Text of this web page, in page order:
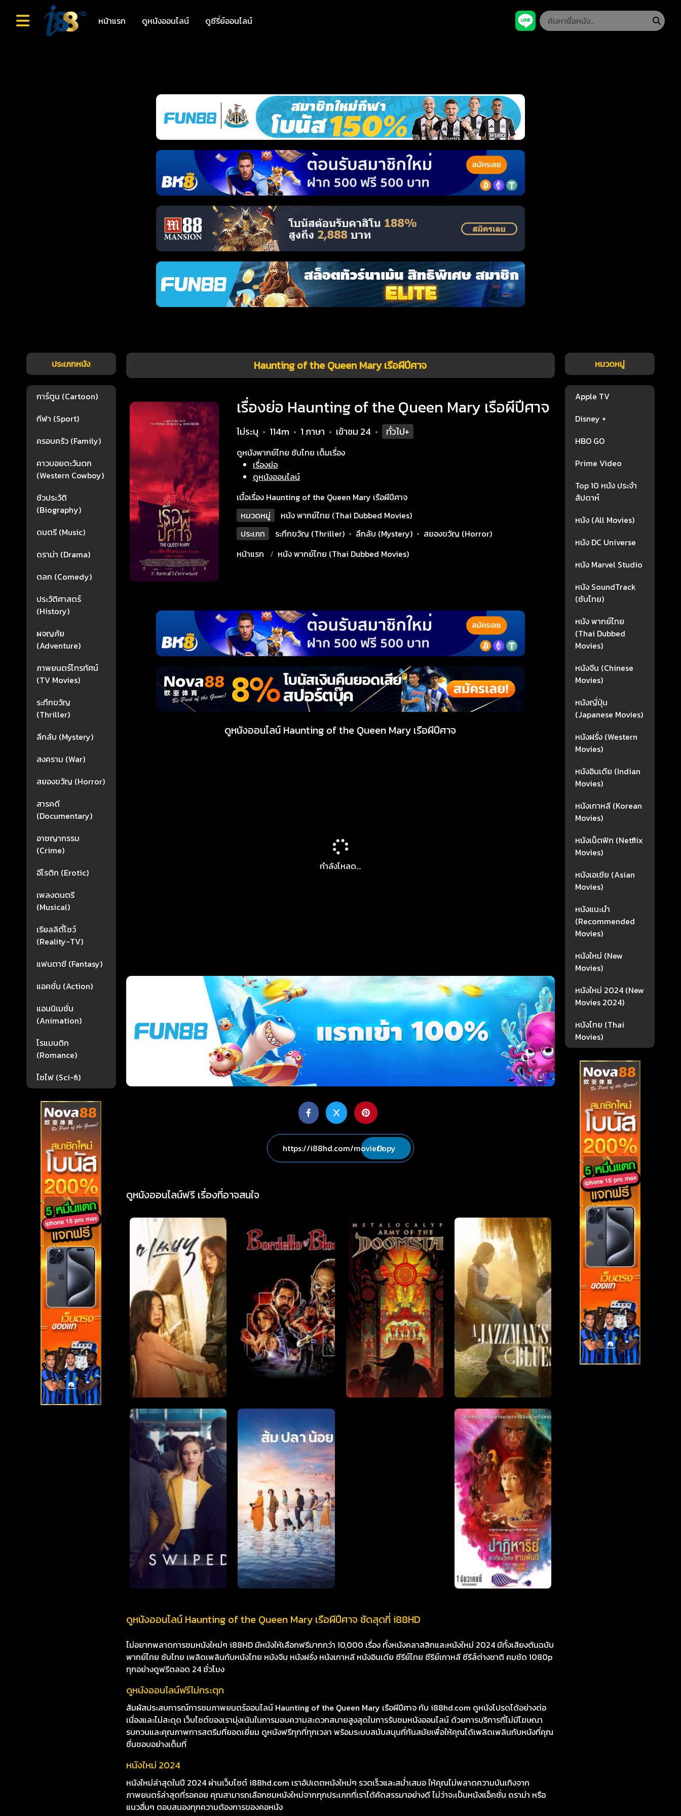
หน้าแรก ดูหนังออนไลน์ ดูซีรี่ย์ออนไลน์
ประเภทหนัง
การ์ตูน (Cartoon)
กีฬา (Sport)
ครอบครัว (Family)
คาวบอยตะวันตก
(Western Cowboy)
ชีวประวัติ
(Biography)
ดนตรี (Music)
ดราม่า (Drama)
ตลก (Comedy)
ประวัติศาสตร์
(History)
ผจญภัย
(Adventure)
ภาพยนตร์โทรทัศน์
(TV Movies)
ระทึกขวัญ
(Thriller)
ลึกลับ (Mystery)
สงคราม (War)
สยองขวัญ (Horror)
สารคดี
(Documentary)
อาชญากรรม
(Crime)
อีโรติก (Erotic)
เพลงดนตรี
(Musical)
เรียลลิตี้โชว์
(Reality-TV)
แฟนตาซี (Fantasy)
แอคชั่น (Action)
แอนนิเมชั่น
(Animation)
โรแมนติก
(Romance)
ไซไฟ (Sci-fi)
Haunting of the Queen Mary เรือผีปีศาจ
เรื่องย่อ Haunting of the Queen Mary เรือผีปีศาจ
ไม่ระบุ • 114m • 1 ภาษา • เข้าชม 24 • ทั่วไป+
ดูหนังพากย์ไทย ซับไทย เต็มเรื่อง
เรื่องย่อ
ดูหนังออนไลน์
เนื้อเรื่อง Haunting of the Queen Mary เรือผีปีศาจ
หมวดหมู่
หนัง พากย์ไทย (Thai Dubbed Movies)
ประเภท
ระทึกขวัญ (Thriller) • ลึกลับ (Mystery) • สยองขวัญ (Horror)
หน้าแรก
หนัง พากย์ไทย (Thai Dubbed Movies)
ดูหนังออนไลน์ Haunting of the Queen Mary เรือผีปีศาจ
กำลังโหลด...
Copy
ดูหนังออนไลน์ฟรี เรื่องที่อาจสนใจ
ดูหนังออนไลน์ Haunting of the Queen Mary เรือผีปีศาจ ชัดสุดที่ i88HD
ไม่อยากพลาดการชมหนังใหม่ๆ i88HD มีหนังให้เลือกฟรีมากกว่า 10,000 เรื่อง ทั้งหนังคลาสสิกและหนังใหม่ 2024 มีทั้งเสียงต้นฉบับ
พากย์ไทย ซับไทย เพลิดเพลินกับหนังไทย หนังจีน หนังฝรั่ง หนังเกาหลี หนังอินเดีย ซีรีย์ไทย ซีรีย์เกาหลี ซีรีส์ต่างชาติ คมชัด 1080p
ทุกอย่างดูฟรีตลอด 24 ชั่วโมง
ดูหนังออนไลน์ฟรีไม่กระตุก
สัมผัสประสบการณ์การชมภาพยนตร์ออนไลน์ Haunting of the Queen Mary เรือผีปีศาจ กับ i88hd.com ดูหนังโปรดได้อย่างต่อ
เนื่องและไม่สะดุด เว็บไซต์ของเรามุ่งเน้นในการมอบความสะดวกสบายสูงสุดในการรับชมหนังออนไลน์ ด้วยการบริการที่ไม่มีโฆษณา
รบกวนและคุณภาพการสตรีมที่ยอดเยี่ยม ดูหนังฟรีทุกที่ทุกเวลา พร้อมระบบสนับสนุนที่ทันสมัยเพื่อให้คุณได้เพลิดเพลินกับหนังที่คุณ
ชื่นชอบอย่างเต็มที่
หนังใหม่ 2024
หนังใหม่ล่าสุดในปี 2024 ผ่านเว็บไซต์ i88hd.com เราอัปเดตหนังใหม่ๆ รวดเร็วและสม่ำเสมอ ให้คุณไม่พลาดความบันเทิงจาก
ภาพยนตร์ล่าสุดที่รอคอย คุณสามารถเลือกชมหนังใหม่จากทุกประเภทที่เราได้คัดสรรมาอย่างดี ไม่ว่าจะเป็นหนังแอ็คชั่น ดราม่า หรือ
แนวอื่นๆ ตอบสนองทุกความต้องการของคอหนัง
หมวดหมู่
Apple TV
Disney +
HBO GO
Prime Video
Top 10 หนัง ประจำ
สัปดาห์
หนัง (All Movies)
หนัง DC Universe
หนัง Marvel Studio
หนัง SoundTrack
(ซับไทย)
หนัง พากย์ไทย
(Thai Dubbed
Movies)
หนังจีน (Chinese
Movies)
หนังญี่ปุ่น
(Japanese Movies)
หนังฝรั่ง (Western
Movies)
หนังอินเดีย (Indian
Movies)
หนังเกาหลี (Korean
Movies)
หนังเน็ตฟิก (Netflix
Movies)
หนังเอเชีย (Asian
Movies)
หนังแนะนำ
(Recommended
Movies)
หนังใหม่ (New
Movies)
หนังใหม่ 2024 (New
Movies 2024)
หนังไทย (Thai
Movies)